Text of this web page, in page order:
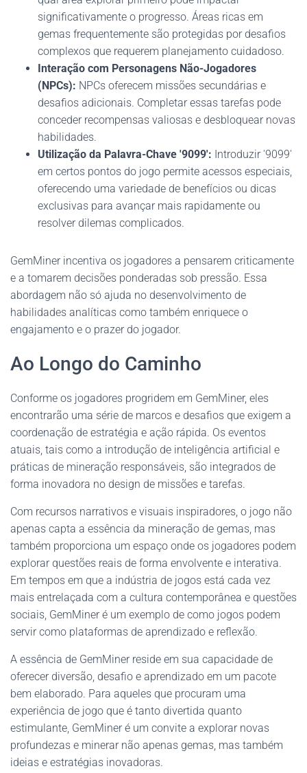
significativamente o progresso. Áreas ricas em
gemas frequentemente são protegidas por desafios
complexos que requerem planejamento cuidadoso.
Interação com Personagens Não-Jogadores
(NPCs): NPCs oferecem missões secundárias e
desafios adicionais. Completar essas tarefas pode
conceder recompensas valiosas e desbloquear novas
habilidades.
Utilização da Palavra-Chave '9099': Introduzir '9099'
em certos pontos do jogo permite acessos especiais,
oferecendo uma variedade de benefícios ou dicas
exclusivas para avançar mais rapidamente ou
resolver dilemas complicados.
GemMiner incentiva os jogadores a pensarem criticamente
e a tomarem decisões ponderadas sob pressão. Essa
abordagem não só ajuda no desenvolvimento de
habilidades analíticas como também enriquece o
engajamento e o prazer do jogador.
Ao Longo do Caminho
Conforme os jogadores progridem em GemMiner, eles
encontrarão uma série de marcos e desafios que exigem a
coordenação de estratégia e ação rápida. Os eventos
atuais, tais como a introdução de inteligência artificial e
práticas de mineração responsáveis, são integrados de
forma inovadora no design de missões e tarefas.
Com recursos narrativos e visuais inspiradores, o jogo não
apenas capta a essência da mineração de gemas, mas
também proporciona um espaço onde os jogadores podem
explorar questões reais de forma envolvente e interativa.
Em tempos em que a indústria de jogos está cada vez
mais entrelaçada com a cultura contemporânea e questões
sociais, GemMiner é um exemplo de como jogos podem
servir como plataformas de aprendizado e reflexão.
A essência de GemMiner reside em sua capacidade de
oferecer diversão, desafio e aprendizado em um pacote
bem elaborado. Para aqueles que procuram uma
experiência de jogo que é tanto divertida quanto
estimulante, GemMiner é um convite a explorar novas
profundezas e minerar não apenas gemas, mas também
ideias e estratégias inovadoras.